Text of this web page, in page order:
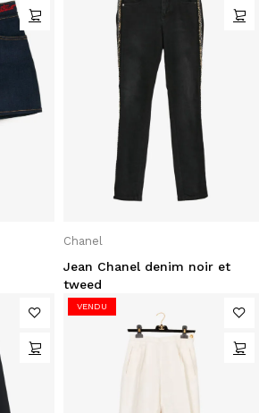
Chanel
Jean Chanel denim noir et
tweed
VENDU